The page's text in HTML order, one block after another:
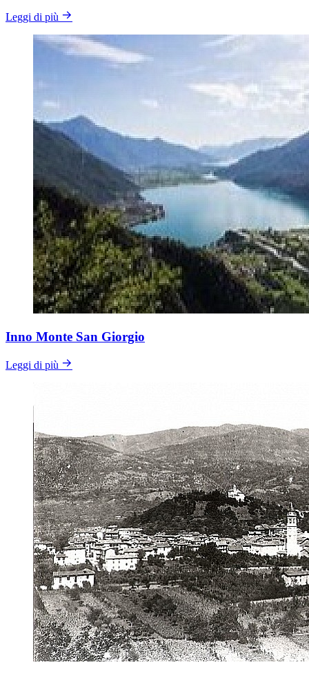
Leggi di più
Inno Monte San Giorgio
Leggi di più